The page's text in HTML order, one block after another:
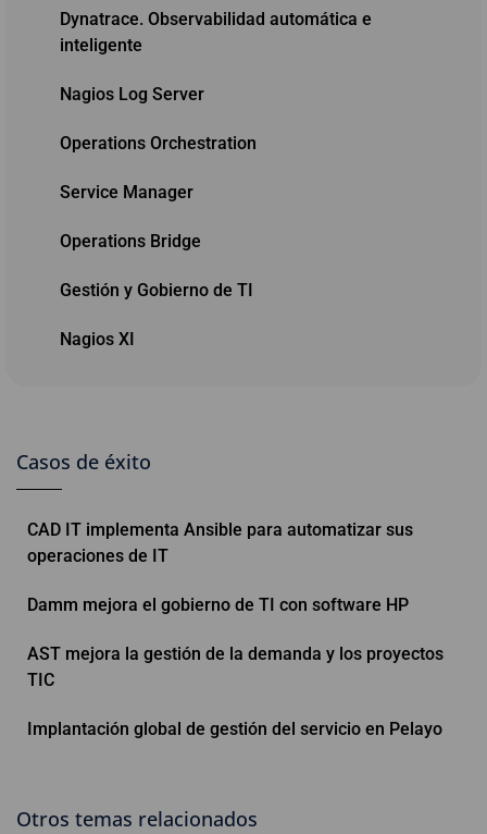
Dynatrace. Observabilidad automática e
inteligente
Nagios Log Server
Operations Orchestration
Service Manager
Operations Bridge
Gestión y Gobierno de TI
Nagios XI
Casos de éxito
CAD IT implementa Ansible para automatizar sus
operaciones de IT
Damm mejora el gobierno de TI con software HP
AST mejora la gestión de la demanda y los proyectos
TIC
Implantación global de gestión del servicio en Pelayo
Otros temas relacionados